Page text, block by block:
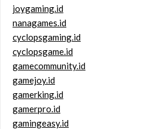
joygaming.id
nanagames.id
cyclopsgaming.id
cyclopsgame.id
gamecommunity.id
gamejoy.id
gamerking.id
gamerpro.id
gamingeasy.id